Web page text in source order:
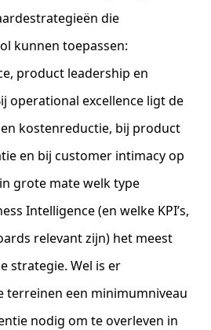
die
kunnen toepassen:
product leadership en
operational excellence ligt de
kostenreductie, bij product
en bij customer intimacy op
grote mate welk type
Intelligence (en welke KPI’s,
relevant zijn) het meest
strategie. Wel is er
terreinen een minimumniveau
nodig om te overleven in